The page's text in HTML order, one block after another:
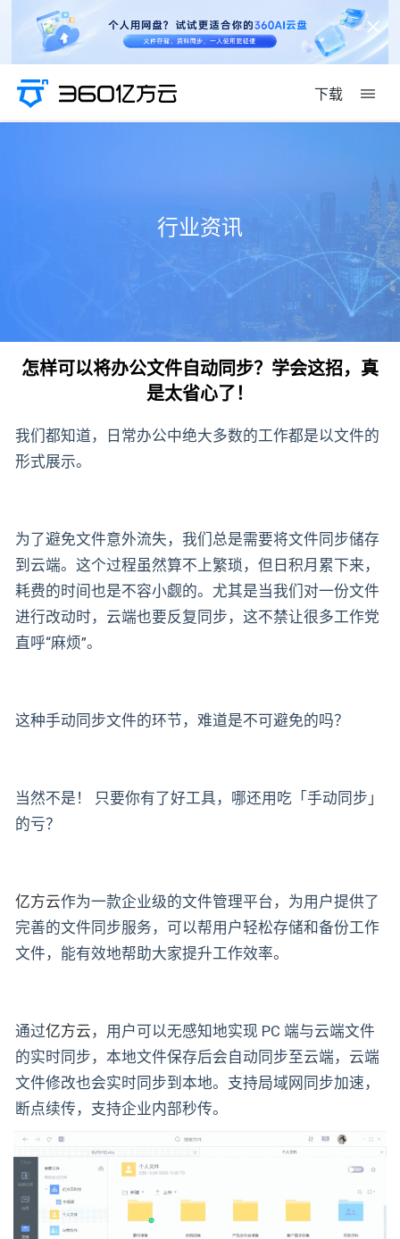
下载
行业资讯
怎样可以将办公文件自动同步？学会这招，真
是太省心了！
我们都知道，日常办公中绝大多数的工作都是以文件的
形式展示。
为了避免文件意外流失，我们总是需要将文件同步储存
到云端。这个过程虽然算不上繁琐，但日积月累下来，
耗费的时间也是不容小觑的。尤其是当我们对一份文件
进行改动时，云端也要反复同步，这不禁让很多工作党
直呼“麻烦”。
这种手动同步文件的环节，难道是不可避免的吗？
当然不是！ 只要你有了好工具，哪还用吃「手动同步」
的亏？
亿方云作为一款企业级的文件管理平台，为用户提供了
完善的文件同步服务，可以帮用户轻松存储和备份工作
文件，能有效地帮助大家提升工作效率。
通过亿方云 ，用户可以无感知地实现 PC 端与云端文件
的实时同步，本地文件保存后会自动同步至云端，云端
文件修改也会实时同步到本地。支持局域网同步加速，
断点续传，支持企业内部秒传。